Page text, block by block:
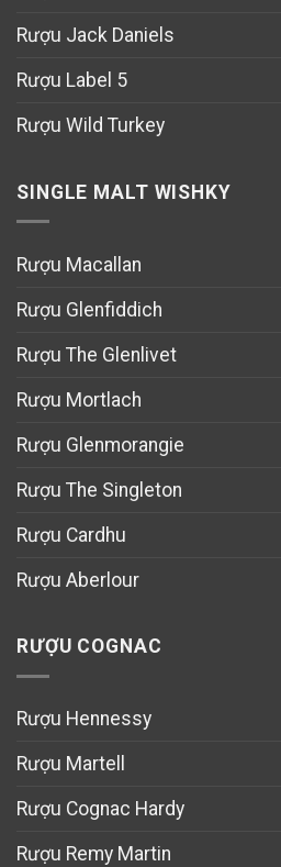
Rượu Jack Daniels
Rượu Label 5
Rượu Wild Turkey
SINGLE MALT WISHKY
Rượu Macallan
Rượu Glenfiddich
Rượu The Glenlivet
Rượu Mortlach
Rượu Glenmorangie
Rượu The Singleton
Rượu Cardhu
Rượu Aberlour
RƯỢU COGNAC
Rượu Hennessy
Rượu Martell
Rượu Cognac Hardy
Rượu Remy Martin